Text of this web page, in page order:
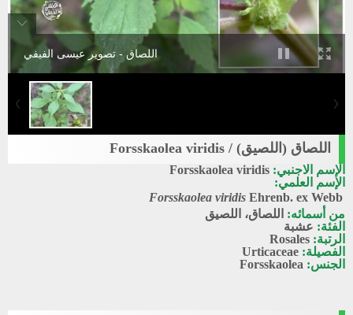
اللصاق - تصوير عيسى الفيفي
اللصاق (اللصيق) / Forsskaolea viridis
الإسم الاجنبي: Forsskaolea viridis
الإسم العلمي:
Forsskaolea viridis Ehrenb. ex Webb
من أسمائه: اللصاق، اللصيق
الفئة: عشبة
الرتبة: Rosales
الفصيلة: Urticaceae
الجنس: Forsskaolea